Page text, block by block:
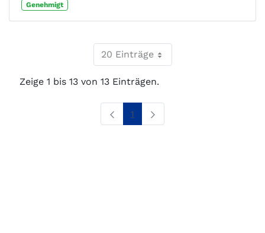
Genehmigt
20 Einträge
Zeige 1 bis 13 von 13 Einträgen.
Seite
1